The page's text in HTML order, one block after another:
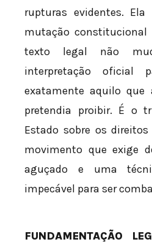
rupturas evidentes.
mutação constitucional
texto legal não
interpretação oficial
exatamente aquilo que
pretendia proibir. É o
Estado sobre os
movimento que exige
aguçado e uma
impecável para ser
FUNDAMENTAÇÃO